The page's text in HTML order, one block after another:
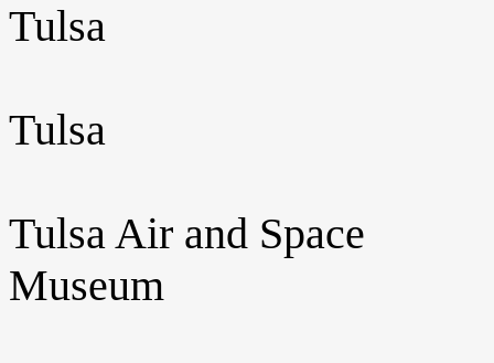
Tulsa
Tulsa
Tulsa Air and Space
Museum